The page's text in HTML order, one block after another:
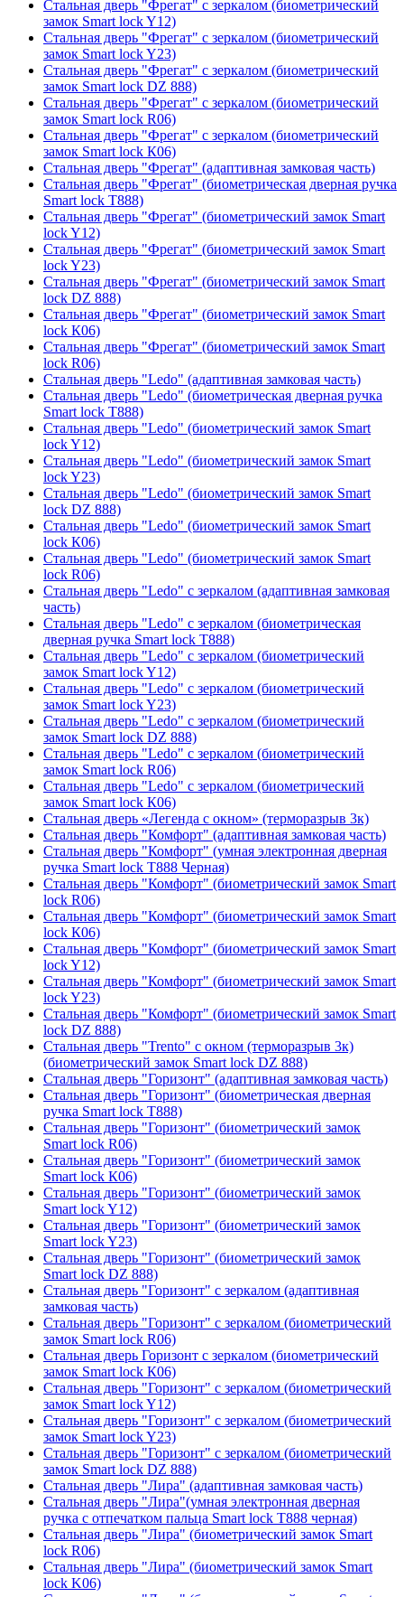
Стальная дверь "Фрегат" с зеркалом (биометрический
замок Smart lock Y12)
Стальная дверь "Фрегат" с зеркалом (биометрический
замок Smart lock Y23)
Стальная дверь "Фрегат" с зеркалом (биометрический
замок Smart lock DZ 888)
Стальная дверь "Фрегат" с зеркалом (биометрический
замок Smart lock R06)
Стальная дверь "Фрегат" с зеркалом (биометрический
замок Smart lock К06)
Стальная дверь "Фрегат" (адаптивная замковая часть)
Стальная дверь "Фрегат" (биометрическая дверная ручка
Smart lock T888)
Стальная дверь "Фрегат" (биометрический замок Smart
lock Y12)
Стальная дверь "Фрегат" (биометрический замок Smart
lock Y23)
Стальная дверь "Фрегат" (биометрический замок Smart
lock DZ 888)
Стальная дверь "Фрегат" (биометрический замок Smart
lock К06)
Стальная дверь "Фрегат" (биометрический замок Smart
lock R06)
Стальная дверь "Ledo" (адаптивная замковая часть)
Стальная дверь "Ledo" (биометрическая дверная ручка
Smart lock T888)
Стальная дверь "Ledo" (биометрический замок Smart
lock Y12)
Стальная дверь "Ledo" (биометрический замок Smart
lock Y23)
Стальная дверь "Ledo" (биометрический замок Smart
lock DZ 888)
Стальная дверь "Ledo" (биометрический замок Smart
lock К06)
Стальная дверь "Ledo" (биометрический замок Smart
lock R06)
Стальная дверь "Ledo" с зеркалом (адаптивная замковая
часть)
Стальная дверь "Ledo" с зеркалом (биометрическая
дверная ручка Smart lock T888)
Стальная дверь "Ledo" с зеркалом (биометрический
замок Smart lock Y12)
Стальная дверь "Ledo" с зеркалом (биометрический
замок Smart lock Y23)
Стальная дверь "Ledo" с зеркалом (биометрический
замок Smart lock DZ 888)
Стальная дверь "Ledo" с зеркалом (биометрический
замок Smart lock R06)
Стальная дверь "Ledo" с зеркалом (биометрический
замок Smart lock К06)
Стальная дверь «Легенда с окном» (терморазрыв 3к)
Стальная дверь "Комфорт" (адаптивная замковая часть)
Стальная дверь "Комфорт" (умная электронная дверная
ручка Smart lock T888 Черная)
Стальная дверь "Комфорт" (биометрический замок Smart
lock R06)
Стальная дверь "Комфорт" (биометрический замок Smart
lock К06)
Стальная дверь "Комфорт" (биометрический замок Smart
lock Y12)
Стальная дверь "Комфорт" (биометрический замок Smart
lock Y23)
Стальная дверь "Комфорт" (биометрический замок Smart
lock DZ 888)
Стальная дверь "Trento" с окном (терморазрыв 3к)
(биометрический замок Smart lock DZ 888)
Стальная дверь "Горизонт" (адаптивная замковая часть)
Стальная дверь "Горизонт" (биометрическая дверная
ручка Smart lock T888)
Стальная дверь "Горизонт" (биометрический замок
Smart lock R06)
Стальная дверь "Горизонт" (биометрический замок
Smart lock К06)
Стальная дверь "Горизонт" (биометрический замок
Smart lock Y12)
Стальная дверь "Горизонт" (биометрический замок
Smart lock Y23)
Стальная дверь "Горизонт" (биометрический замок
Smart lock DZ 888)
Стальная дверь "Горизонт" с зеркалом (адаптивная
замковая часть)
Стальная дверь "Горизонт" с зеркалом (биометрический
замок Smart lock R06)
Стальная дверь Горизонт с зеркалом (биометрический
замок Smart lock К06)
Стальная дверь "Горизонт" с зеркалом (биометрический
замок Smart lock Y12)
Стальная дверь "Горизонт" с зеркалом (биометрический
замок Smart lock Y23)
Стальная дверь "Горизонт" с зеркалом (биометрический
замок Smart lock DZ 888)
Стальная дверь "Лира" (адаптивная замковая часть)
Стальная дверь "Лира"(умная электронная дверная
ручка с отпечатком пальца Smart lock T888 черная)
Стальная дверь "Лира" (биометрический замок Smart
lock R06)
Стальная дверь "Лира" (биометрический замок Smart
lock K06)